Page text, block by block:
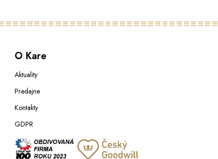
O Kare
Aktuality
Predajne
Kontakty
GDPR